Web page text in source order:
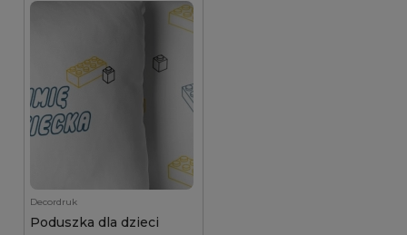
Decordruk
Poduszka dla dzieci